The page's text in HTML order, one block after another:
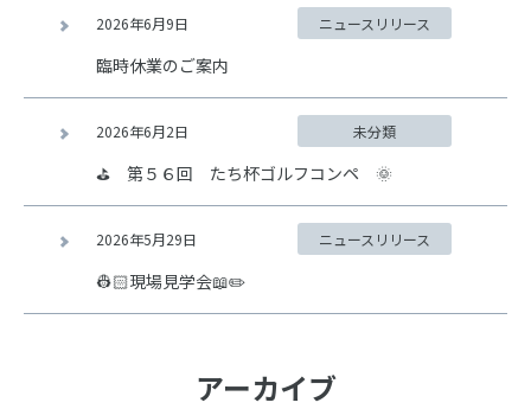
2026年6月9日 ニュースリリース
臨時休業のご案内
2026年6月2日 未分類
⛳ 第５６回 たち杯ゴルフコンペ 🌞
2026年5月29日 ニュースリリース
👷🏻現場見学会📖✏️
アーカイブ